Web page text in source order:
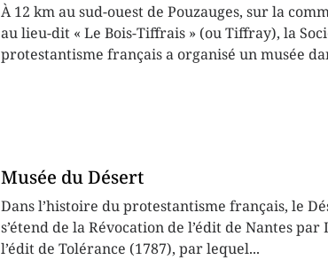
À 12 km au sud-ouest de Pouzauges, sur la
au lieu-dit « Le Bois-Tiffrais » (ou Tiffray), la
protestantisme français a organisé un musée
Musée du Désert
Dans l’histoire du protestantisme français, le
s’étend de la Révocation de l’édit de Nantes par
l’édit de Tolérance (1787), par lequel...